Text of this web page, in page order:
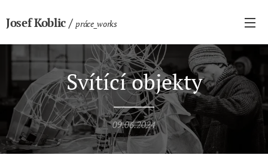
JosefKoblic / práce_works
Svítící objekty
09.06.2024